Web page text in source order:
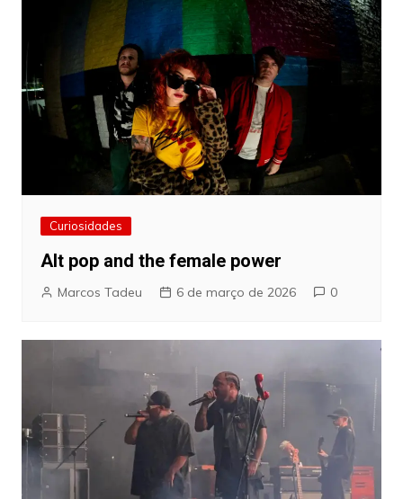
Curiosidades
Alt pop and the female power
Marcos Tadeu 6 de março de 2026 0